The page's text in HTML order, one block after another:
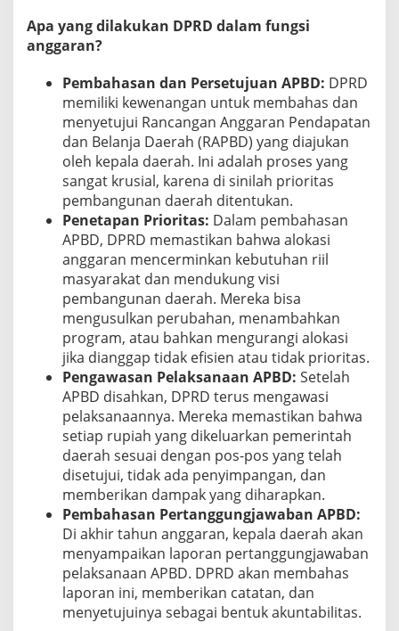
Apa yang dilakukan DPRD dalam fungsi
anggaran?
Pembahasan dan Persetujuan APBD: DPRD
memiliki kewenangan untuk membahas dan
menyetujui Rancangan Anggaran Pendapatan
dan Belanja Daerah (RAPBD) yang diajukan
oleh kepala daerah. Ini adalah proses yang
sangat krusial, karena di sinilah prioritas
pembangunan daerah ditentukan.
Penetapan Prioritas: Dalam pembahasan
APBD, DPRD memastikan bahwa alokasi
anggaran mencerminkan kebutuhan riil
masyarakat dan mendukung visi
pembangunan daerah. Mereka bisa
mengusulkan perubahan, menambahkan
program, atau bahkan mengurangi alokasi
jika dianggap tidak efisien atau tidak prioritas.
Pengawasan Pelaksanaan APBD: Setelah
APBD disahkan, DPRD terus mengawasi
pelaksanaannya. Mereka memastikan bahwa
setiap rupiah yang dikeluarkan pemerintah
daerah sesuai dengan pos-pos yang telah
disetujui, tidak ada penyimpangan, dan
memberikan dampak yang diharapkan.
Pembahasan Pertanggungjawaban APBD:
Di akhir tahun anggaran, kepala daerah akan
menyampaikan laporan pertanggungjawaban
pelaksanaan APBD. DPRD akan membahas
laporan ini, memberikan catatan, dan
menyetujuinya sebagai bentuk akuntabilitas.